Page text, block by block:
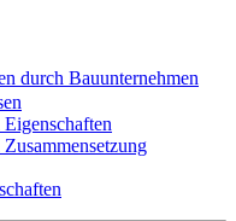
durch Bauunternehmen